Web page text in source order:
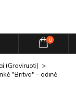
0
(Graviruoti)
"Britva" – odinė